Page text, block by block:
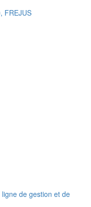
FREJUS
ligne de gestion et de